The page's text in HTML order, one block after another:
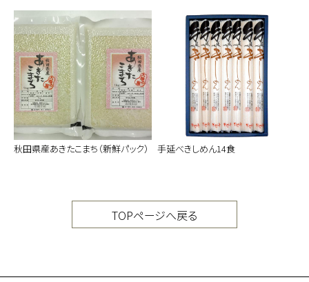
秋田県産あきたこまち（新鮮パック） 手延べきしめん14食
TOPページへ戻る